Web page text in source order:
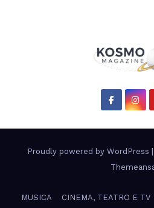
Proudly powered by WordPress
MUSICA CINEMA, TEATRO E TV